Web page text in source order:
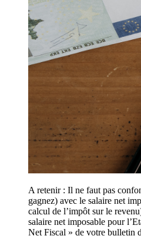
A retenir : Il ne faut pas
gagnez) avec le salaire net
calcul de l’impôt sur le
salaire net imposable pour
Net Fiscal » de votre bulletin